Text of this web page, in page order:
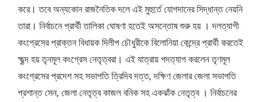
করে। তবে অন্যকোন রাজনৈতিক দলে এই মুহুর্তে যোগদানের সিদ্ধান্ত নেয়নি
তারা। নির্বাচনে প্রার্থী তালিকা ঘোষণা হতেই অসন্তোষ শুরু হয় । দলত্যাগী
কংগ্রেসের প্রাক্তন বিধায়ক দিলীপ চৌধুরীকে বিলোনিয়া কেন্দ্রে প্রার্থী করতেই
ক্ষুব্দ হয় তৃনমূল কংগ্রেস নেতৃত্বরা। এই যাত্রায় পদত্যাগ করলেন তৃণমূল
কংগ্রেসের প্রদেশ সহ সভাপতি ত্রিদিব দত্ত, দক্ষিণ জেলার জেলা সভাপতি
প্রশান্ত সেন, জেলা নেতৃত্ব কাজল বনিক সহ একঝাঁক নেতৃত্ব । নির্বাচনের